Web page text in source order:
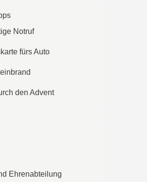
Notruf
fürs Auto
den Advent
Ehrenabteilung